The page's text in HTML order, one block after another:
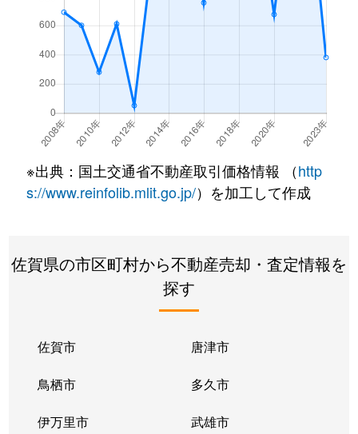
※出典：国土交通省不動産取引価格情報 （http
s://www.reinfolib.mlit.go.jp/）を加工して作成
佐賀県の市区町村から不動産売却・査定情報を
探す
佐賀市 唐津市
鳥栖市 多久市
伊万里市 武雄市